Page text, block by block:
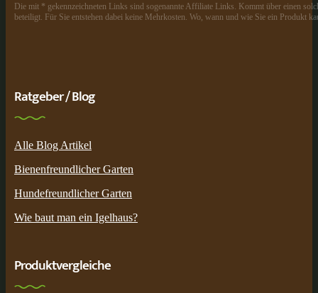
Die mit * gekennzeichneten Links sind sogenannte Affiliate Links. Kommt über einen
beteiligt. Für Sie entstehen dabei keine Mehrkosten. Wo, wann und wie Sie ein Produkt
Ratgeber / Blog
Alle Blog Artikel
Bienenfreundlicher Garten
Hundefreundlicher Garten
Wie baut man ein Igelhaus?
Produktvergleiche